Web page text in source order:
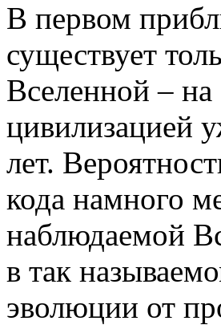
В первом
существует
Вселенной –
цивилизацией
лет.
кода намного
наблюдаемой
в так
эволюции от